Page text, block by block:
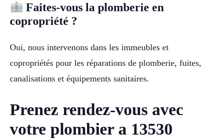
Faites-vous la plomberie en
copropriété ?
Oui, nous intervenons dans les immeubles et
copropriétés pour les réparations de plomberie, fuites,
canalisations et équipements sanitaires.
Prenez rendez-vous avec
votre plombier a 13530